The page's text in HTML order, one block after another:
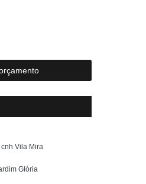
Escola para Cnh
CNH
Vila Mira
Glória